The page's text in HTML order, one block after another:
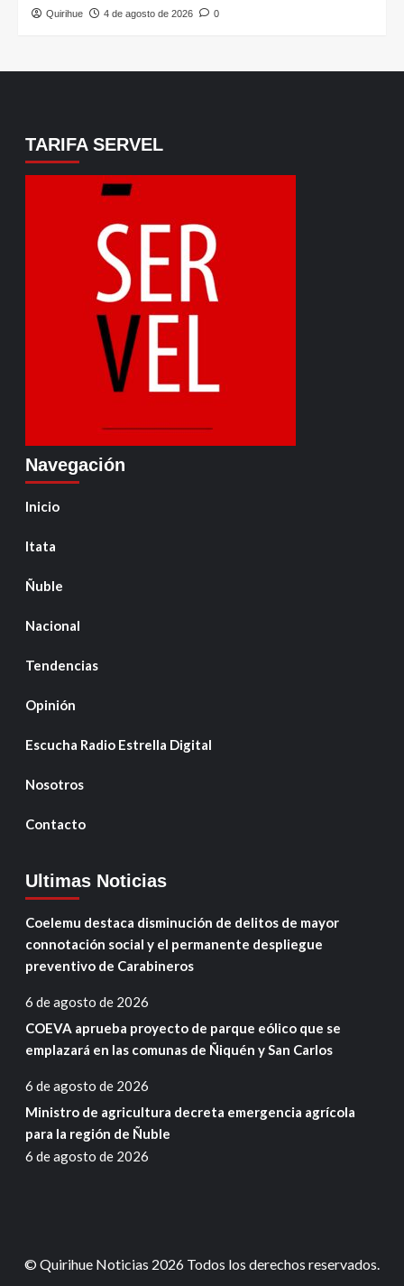
Quirihue 4 de agosto de 2026 0
TARIFA SERVEL
Navegación
Inicio
Itata
Ñuble
Nacional
Tendencias
Opinión
Escucha Radio Estrella Digital
Nosotros
Contacto
Ultimas Noticias
Coelemu destaca disminución de delitos de mayor
connotación social y el permanente despliegue
preventivo de Carabineros
6 de agosto de 2026
COEVA aprueba proyecto de parque eólico que se
emplazará en las comunas de Ñiquén y San Carlos
6 de agosto de 2026
Ministro de agricultura decreta emergencia agrícola
para la región de Ñuble
6 de agosto de 2026